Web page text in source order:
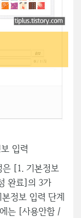
입력
은 [1. 기본정보
완료]의 3가
정보 입력 단계
는 [사용안함 /